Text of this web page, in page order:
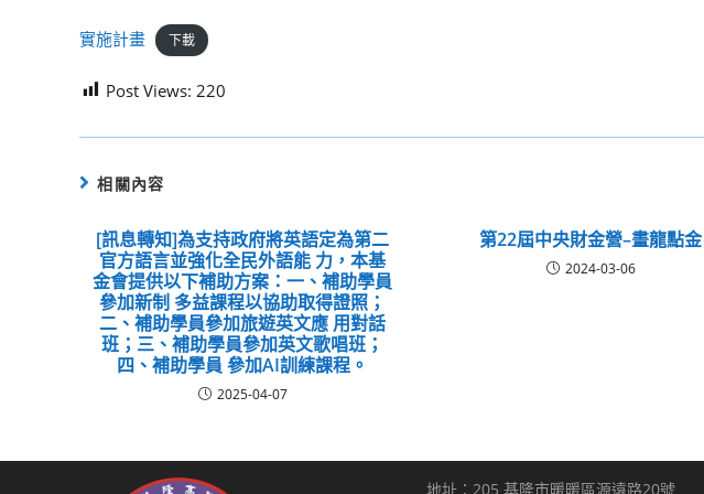
實施計畫 下載
Post Views: 220
相關內容
[訊息轉知]為支持政府將英語定為第二
官方語言並強化全民外語能 力，本基
金會提供以下補助方案：一、補助學員
參加新制 多益課程以協助取得證照；
二、補助學員參加旅遊英文應 用對話
班；三、補助學員參加英文歌唱班；
四、補助學員 參加AI訓練課程。
2025-04-07
第22屆中央財金營–畫龍點金
2024-03-06
地址：205 基隆市暖暖區源遠路20號